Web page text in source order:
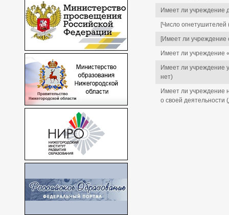
Имеет ли учреждение
[Число огнетушителей
[Имеет ли
Имеет ли учреждение
Имеет ли учреждение
нет)
Имеет ли учреждение
о своей деятельности